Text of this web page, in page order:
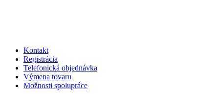
Kontakt
Registrácia
Telefonická objednávka
Výmena tovaru
Možnosti spolupráce